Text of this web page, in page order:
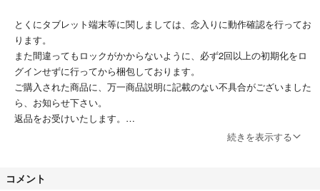
とくにタブレット端末等に関しましては、念入りに動作確認を行ってお
ります。
また間違ってもロックがかからないように、必ず2回以上の初期化をロ
グインせずに行ってから梱包しております。
ご購入された商品に、万一商品説明に記載のない不具合がございました
ら、お知らせ下さい。
返品をお受けいたします。
さいの保証はできかねます。
続きを表示する
コメント